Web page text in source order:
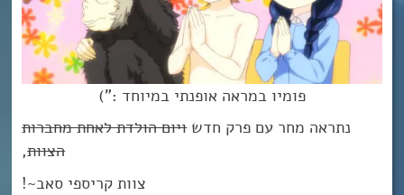
פומיו במראה אופנתי במיוחד :”)
נתראה מחר עם פרק חדשויום הולדת לאחת מחברות
הצוות,
צוות קריספי סאב~!